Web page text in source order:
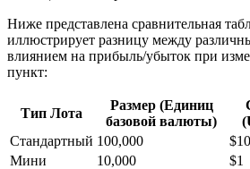
Ниже представлена сравнительная
иллюстрирует разницу между
влиянием на прибыль/убыток при
пункт:
Тип Лота
Размер (Единиц
базовой валюты)
Стандартный 100,000
$10
Мини
10,000
$1